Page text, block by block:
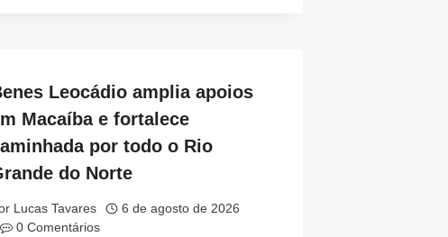
Leocádio amplia apoios
Macaíba e fortalece
por todo o Rio
do Norte
Lucas Tavares
6 de agosto de 2026
0 Comentários